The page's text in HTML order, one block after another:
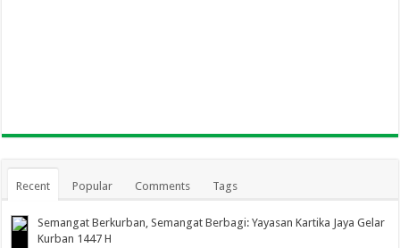
Recent Popular Comments Tags
Semangat Berkurban, Semangat Berbagi: Yayasan Kartika Jaya Gelar
Kurban 1447 H